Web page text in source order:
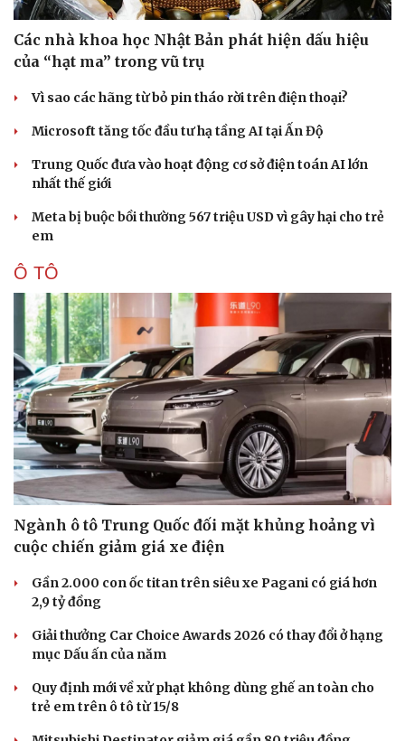
Văn hóa
Sân khấu - Điện ảnh
Âm nhạc
Giải trí
Sao Việt
Các nhà khoa học Nhật Bản phát hiện dấu hiệu
của “hạt ma” trong vũ trụ
Vì sao các hãng từ bỏ pin tháo rời trên điện thoại?
Microsoft tăng tốc đầu tư hạ tầng AI tại Ấn Độ
Trung Quốc đưa vào hoạt động cơ sở điện toán AI lớn
nhất thế giới
Meta bị buộc bồi thường 567 triệu USD vì gây hại cho trẻ
em
Ô TÔ
Ngành ô tô Trung Quốc đối mặt khủng hoảng vì
cuộc chiến giảm giá xe điện
Gần 2.000 con ốc titan trên siêu xe Pagani có giá hơn
2,9 tỷ đồng
Giải thưởng Car Choice Awards 2026 có thay đổi ở hạng
mục Dấu ấn của năm
Quy định mới về xử phạt không dùng ghế an toàn cho
trẻ em trên ô tô từ 15/8